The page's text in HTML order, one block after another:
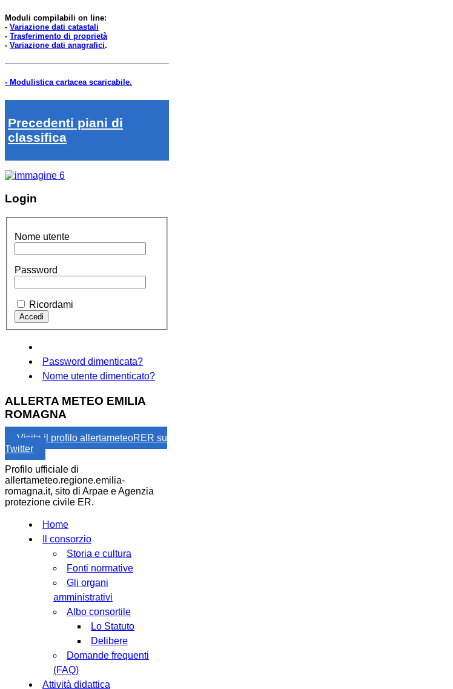
Moduli compilabili on line:
- Variazione dati catastali
- Trasferimento di proprietà
- Variazione dati anagrafici.
- Modulistica cartacea scaricabile.
Precedenti piani di
classifica
Login
Nome utente
Password
Ricordami
Password dimenticata?
Nome utente dimenticato?
ALLERTA METEO EMILIA
ROMAGNA
Visita il profilo allertameteoRER su
Twitter
Profilo ufficiale di
allertameteo.regione.emilia-
romagna.it, sito di Arpae e Agenzia
protezione civile ER.
Home
Il consorzio
Storia e cultura
Fonti normative
Gli organi
amministrativi
Albo consortile
Lo Statuto
Delibere
Domande frequenti
(FAQ)
Attività didattica